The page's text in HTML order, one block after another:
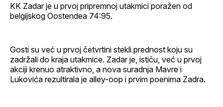
KK Zadar je u prvoj pripremnoj utakmici poražen od
belgijskog Oostendea 74:95.
Gosti su već u prvoj četvrtini stekli prednost koju su
zadržali do kraja utakmice. Zadar je, ističu, već u prvoj
akciji krenuo atraktivno, a nova suradnja Mavre i
Lukovića rezultirala je alley-oop i prvim poenima Zadra.